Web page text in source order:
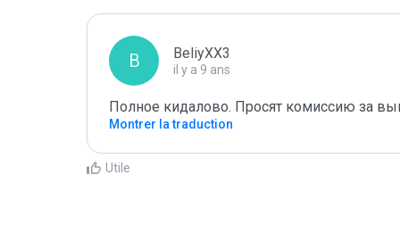
B BeliyXX3
il y a 9 ans
Полное кидалово. Просят комиссию за
Montrer la traduction
Utile